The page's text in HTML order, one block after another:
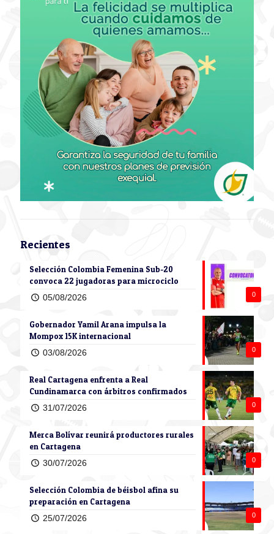
Recientes
0
Selección Colombia Femenina Sub-20
convoca 22 jugadoras para microciclo
05/08/2026
0
Gobernador Yamil Arana impulsa la
Mompox 15K internacional
03/08/2026
0
Real Cartagena enfrenta a Real
Cundinamarca con árbitros confirmados
31/07/2026
0
Merca Bolívar reunirá productores rurales
en Cartagena
30/07/2026
0
Selección Colombia de béisbol afina su
preparación en Cartagena
25/07/2026